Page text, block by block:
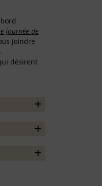
journée de
joindre
désirent